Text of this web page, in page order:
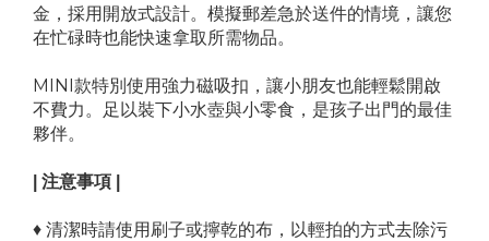
金，採用開放式設計。模擬郵差急於送件的情境，讓您
在忙碌時也能快速拿取所需物品。
MINI款特別使用強力磁吸扣，讓小朋友也能輕鬆開啟
不費力。足以裝下小水壺與小零食，是孩子出門的最佳
夥伴。
| 注意事項 |
♦ 清潔時請使用刷子或擰乾的布，以輕拍的方式去除污